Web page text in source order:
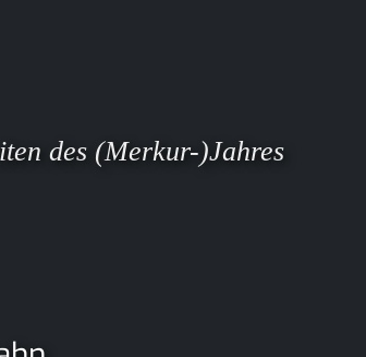
des (Merkur-)Jahres